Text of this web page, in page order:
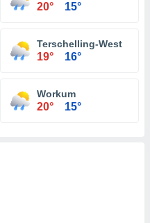
20° 15°
Terschelling-West
19° 16°
Workum
20° 15°